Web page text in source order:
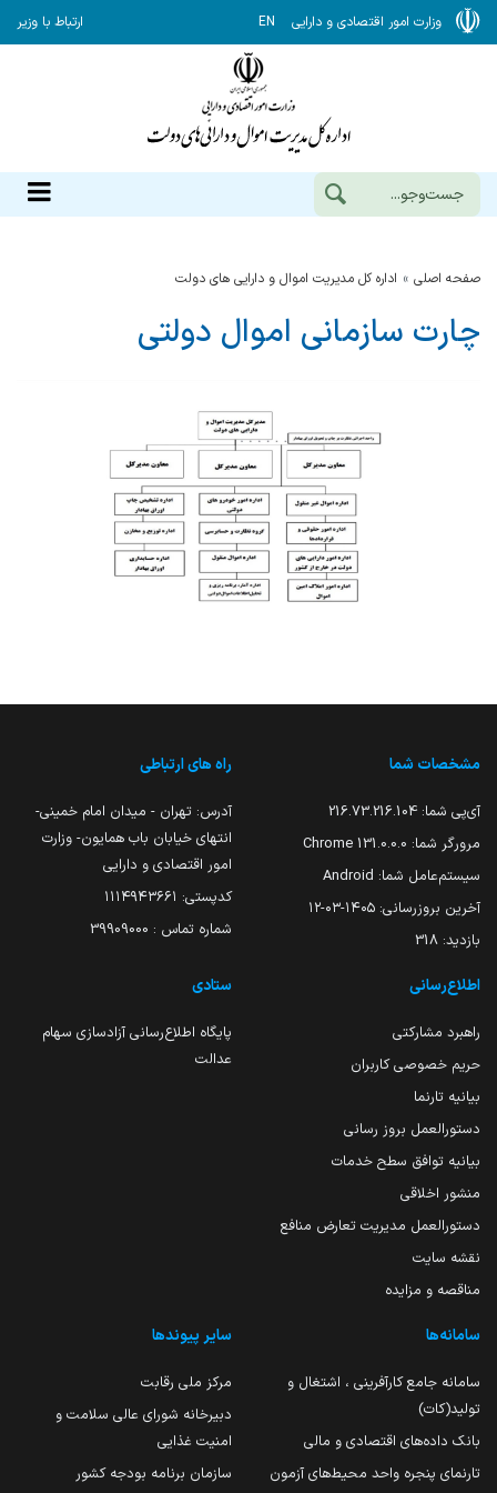
وزارت امور اقتصادی و دارایی EN ارتباط با وزیر
صفحه اصلی اداره کل مدیریت اموال و دارایی های دولت
چارت سازمانی اموال دولتی
مشخصات شما
آی‌پی شما: 216.73.216.104
مرورگر شما: 131.0.0.0 Chrome
سیستم‌عامل شما: Android
آخرین بروزرسانی: ۱۴۰۵-۰۳-۱۲
بازدید: 318
راه های ارتباطی
آدرس: تهران - میدان امام خمینی-
انتهای خیابان باب همایون- وزارت
امور اقتصادی و دارایی
کدپستی: ۱۱۱۴۹۴۳۶۶۱
شماره تماس : 39909000
اطلاع‌رسانی
راهبرد مشارکتی
حریم خصوصی کاربران
بیانیه تارنما
دستورالعمل بروز رسانی
بیانیه توافق سطح خدمات
منشور اخلاقی
دستورالعمل مدیریت تعارض منافع
نقشه سایت
مناقصه و مزایده
ستادی
پایگاه اطلاع‌رسانی آزادسازی سهام
عدالت
سامانه‌ها
سامانه جامع کارآفرینی ، اشتغال و
تولید(کات)
بانک داده‌های اقتصادی و مالی
تارنمای پنجره واحد محیط‌های آزمون
سایر پیوندها
مرکز ملی رقابت
دبیرخانه شورای عالی سلامت و
امنیت غذایی
سازمان برنامه بودجه کشور